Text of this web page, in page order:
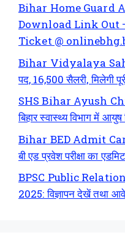
Bihar Home Guard
Download Link Out
Ticket @
Bihar Vidyalaya
पद, 16,500 सैलरी, मिलेगी
SHS Bihar Ayush
बिहार स्वास्थ्य विभाग में
Bihar BED Admit
बी एड प्रवेश परीक्षा का
BPSC Public
2025: विज्ञापन देखें तथा